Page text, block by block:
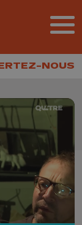
NOUS
NOUS